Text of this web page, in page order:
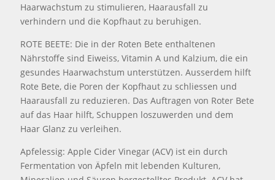
Haarwachstum zu stimulieren, Haarausfall zu
verhindern und die Kopfhaut zu beruhigen.
ROTE BEETE: Die in der Roten Bete enthaltenen
Nährstoffe sind Eiweiss, Vitamin A und Kalzium, die ein
gesundes Haarwachstum unterstützen. Ausserdem hilft
Rote Bete, die Poren der Kopfhaut zu schliessen und
Haarausfall zu reduzieren. Das Auftragen von Roter Bete
auf das Haar hilft, Schuppen loszuwerden und dem
Haar Glanz zu verleihen.
Apfelessig: Apple Cider Vinegar (ACV) ist ein durch
Fermentation von Äpfeln mit lebenden Kulturen,